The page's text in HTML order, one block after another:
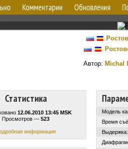
Комментарии Обновления
Автор: Michal
Статистика
12.06.2010 13:45 MSK
Просмотров — 523
информация
Модель
Время
Выдержка: